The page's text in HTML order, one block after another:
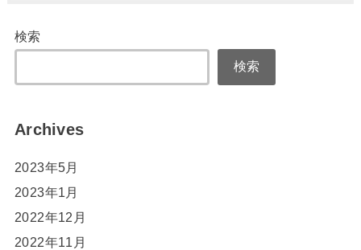
検索
検索
Archives
2023年5月
2023年1月
2022年12月
2022年11月